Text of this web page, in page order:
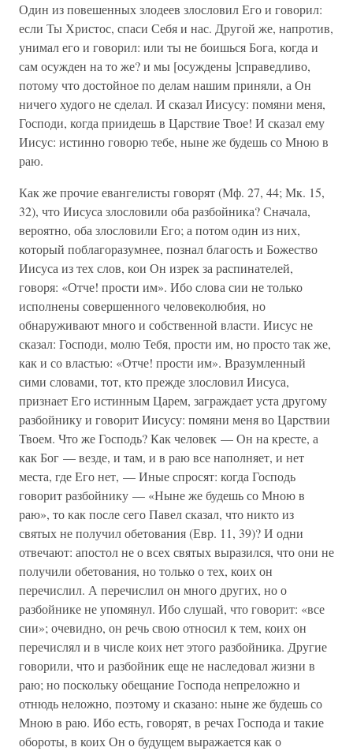
Один из повешенных злодеев злословил Его и говорил:
если Ты Христос, спаси Себя и нас. Другой же, напротив,
унимал его и говорил: или ты не боишься Бога, когда и
сам осужден на то же? и мы [осуждены ]справедливо,
потому что достойное по делам нашим приняли, а Он
ничего худого не сделал. И сказал Иисусу: помяни меня,
Господи, когда приидешь в Царствие Твое! И сказал ему
Иисус: истинно говорю тебе, ныне же будешь со Мною в
раю.
Как же прочие евангелисты говорят (Мф. 27, 44; Мк. 15,
32), что Иисуса злословили оба разбойника? Сначала,
вероятно, оба злословили Его; а потом один из них,
который поблагоразумнее, познал благость и Божество
Иисуса из тех слов, кои Он изрек за распинателей,
говоря: «Отче! прости им». Ибо слова сии не только
исполнены совершенного человеколюбия, но
обнаруживают много и собственной власти. Иисус не
сказал: Господи, молю Тебя, прости им, но просто так же,
как и со властью: «Отче! прости им». Вразумленный
сими словами, тот, кто прежде злословил Иисуса,
признает Его истинным Царем, заграждает уста другому
разбойнику и говорит Иисусу: помяни меня во Царствии
Твоем. Что же Господь? Как человек — Он на кресте, а
как Бог — везде, и там, и в раю все наполняет, и нет
места, где Его нет, — Иные спросят: когда Господь
говорит разбойнику — «Ныне же будешь со Мною в
раю», то как после сего Павел сказал, что никто из
святых не получил обетования (Евр. 11, 39)? И одни
отвечают: апостол не о всех святых выразился, что они не
получили обетования, но только о тех, коих он
перечислил. А перечислил он много других, но о
разбойнике не упомянул. Ибо слушай, что говорит: «все
сии»; очевидно, он речь свою относил к тем, коих он
перечислял и в числе коих нет этого разбойника. Другие
говорили, что и разбойник еще не наследовал жизни в
раю; но поскольку обещание Господа непреложно и
отнюдь неложно, поэтому и сказано: ныне же будешь со
Мною в раю. Ибо есть, говорят, в речах Господа и такие
обороты, в коих Он о будущем выражается как о